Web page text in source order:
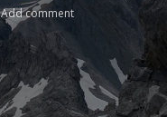
Add comment